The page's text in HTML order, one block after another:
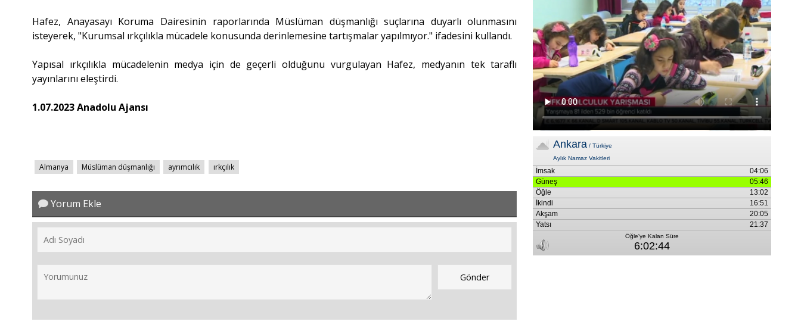
Hafez, Anayasayı Koruma Dairesinin raporlarında Müslüman düşmanlığı suçlarına duyarlı olunmasını
isteyerek, "Kurumsal ırkçılıkla mücadele konusunda derinlemesine tartışmalar yapılmıyor." ifadesini kullandı.
Yapısal ırkçılıkla mücadelenin medya için de geçerli olduğunu vurgulayan Hafez, medyanın tek taraflı
yayınlarını eleştirdi.
1.07.2023 Anadolu Ajansı
Almanya Müslüman düşmanlığı ayrımcılık ırkçılık
Yorum Ekle